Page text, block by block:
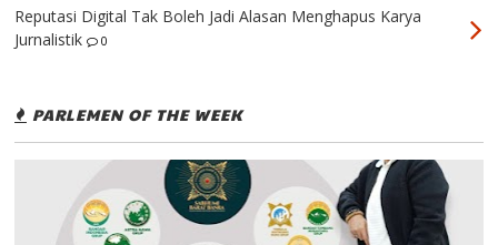
Reputasi Digital Tak Boleh Jadi Alasan Menghapus Karya
Jurnalistik
0
PARLEMEN OF THE WEEK